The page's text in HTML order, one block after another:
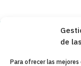
de
Para ofrecer las